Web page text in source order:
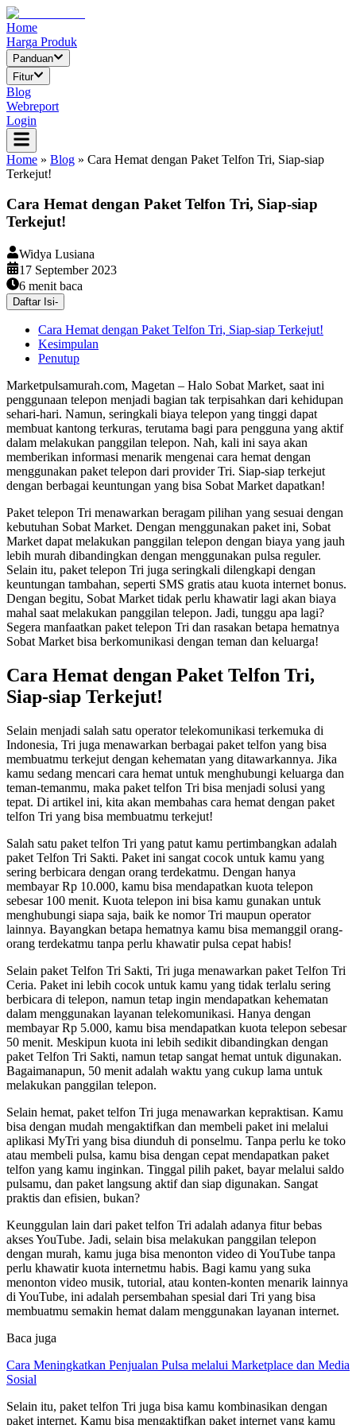
Home
Harga Produk
Panduan
Fitur
Blog
Webreport
Login
Home » Blog » Cara Hemat dengan Paket Telfon Tri, Siap-siap
Terkejut!
Cara Hemat dengan Paket Telfon Tri, Siap-siap
Terkejut!
Widya Lusiana
17 September 2023
6 menit baca
Daftar Isi-
Cara Hemat dengan Paket Telfon Tri, Siap-siap Terkejut!
Kesimpulan
Penutup
Marketpulsamurah.com, Magetan – Halo Sobat Market, saat ini
penggunaan telepon menjadi bagian tak terpisahkan dari kehidupan
sehari-hari. Namun, seringkali biaya telepon yang tinggi dapat
membuat kantong terkuras, terutama bagi para pengguna yang aktif
dalam melakukan panggilan telepon. Nah, kali ini saya akan
memberikan informasi menarik mengenai cara hemat dengan
menggunakan paket telepon dari provider Tri. Siap-siap terkejut
dengan berbagai keuntungan yang bisa Sobat Market dapatkan!
Paket telepon Tri menawarkan beragam pilihan yang sesuai dengan
kebutuhan Sobat Market. Dengan menggunakan paket ini, Sobat
Market dapat melakukan panggilan telepon dengan biaya yang jauh
lebih murah dibandingkan dengan menggunakan pulsa reguler.
Selain itu, paket telepon Tri juga seringkali dilengkapi dengan
keuntungan tambahan, seperti SMS gratis atau kuota internet bonus.
Dengan begitu, Sobat Market tidak perlu khawatir lagi akan biaya
mahal saat melakukan panggilan telepon. Jadi, tunggu apa lagi?
Segera manfaatkan paket telepon Tri dan rasakan betapa hematnya
Sobat Market bisa berkomunikasi dengan teman dan keluarga!
Cara Hemat dengan Paket Telfon Tri,
Siap-siap Terkejut!
Selain menjadi salah satu operator telekomunikasi terkemuka di
Indonesia, Tri juga menawarkan berbagai paket telfon yang bisa
membuatmu terkejut dengan kehematan yang ditawarkannya. Jika
kamu sedang mencari cara hemat untuk menghubungi keluarga dan
teman-temanmu, maka paket telfon Tri bisa menjadi solusi yang
tepat. Di artikel ini, kita akan membahas cara hemat dengan paket
telfon Tri yang bisa membuatmu terkejut!
Salah satu paket telfon Tri yang patut kamu pertimbangkan adalah
paket Telfon Tri Sakti. Paket ini sangat cocok untuk kamu yang
sering berbicara dengan orang terdekatmu. Dengan hanya
membayar Rp 10.000, kamu bisa mendapatkan kuota telepon
sebesar 100 menit. Kuota telepon ini bisa kamu gunakan untuk
menghubungi siapa saja, baik ke nomor Tri maupun operator
lainnya. Bayangkan betapa hematnya kamu bisa memanggil orang-
orang terdekatmu tanpa perlu khawatir pulsa cepat habis!
Selain paket Telfon Tri Sakti, Tri juga menawarkan paket Telfon Tri
Ceria. Paket ini lebih cocok untuk kamu yang tidak terlalu sering
berbicara di telepon, namun tetap ingin mendapatkan kehematan
dalam menggunakan layanan telekomunikasi. Hanya dengan
membayar Rp 5.000, kamu bisa mendapatkan kuota telepon sebesar
50 menit. Meskipun kuota ini lebih sedikit dibandingkan dengan
paket Telfon Tri Sakti, namun tetap sangat hemat untuk digunakan.
Bagaimanapun, 50 menit adalah waktu yang cukup lama untuk
melakukan panggilan telepon.
Selain hemat, paket telfon Tri juga menawarkan kepraktisan. Kamu
bisa dengan mudah mengaktifkan dan membeli paket ini melalui
aplikasi MyTri yang bisa diunduh di ponselmu. Tanpa perlu ke toko
atau membeli pulsa, kamu bisa dengan cepat mendapatkan paket
telfon yang kamu inginkan. Tinggal pilih paket, bayar melalui saldo
pulsamu, dan paket langsung aktif dan siap digunakan. Sangat
praktis dan efisien, bukan?
Keunggulan lain dari paket telfon Tri adalah adanya fitur bebas
akses YouTube. Jadi, selain bisa melakukan panggilan telepon
dengan murah, kamu juga bisa menonton video di YouTube tanpa
perlu khawatir kuota internetmu habis. Bagi kamu yang suka
menonton video musik, tutorial, atau konten-konten menarik lainnya
di YouTube, ini adalah persembahan spesial dari Tri yang bisa
membuatmu semakin hemat dalam menggunakan layanan internet.
Baca juga
Cara Meningkatkan Penjualan Pulsa melalui Marketplace dan Media
Sosial
Selain itu, paket telfon Tri juga bisa kamu kombinasikan dengan
paket internet. Kamu bisa mengaktifkan paket internet yang kamu